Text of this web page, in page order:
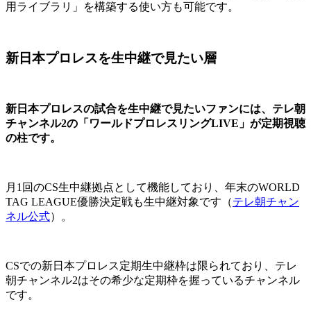
用ライブラリ」を構築する使い方も可能です。
新日本プロレスを生中継で見たい層
新日本プロレスの試合を生中継で見たいファンには、テレ朝
チャンネル2の「ワールドプロレスリングLIVE」が定期視聴
の柱です。
月1回のCS生中継拠点として機能しており、年末のWORLD
TAG LEAGUE優勝決定戦も生中継対象です（テレ朝チャン
ネル公式）。
CSでの新日本プロレス定期生中継枠は限られており、テレ
朝チャンネル2はその希少な定期枠を握っているチャンネル
です。